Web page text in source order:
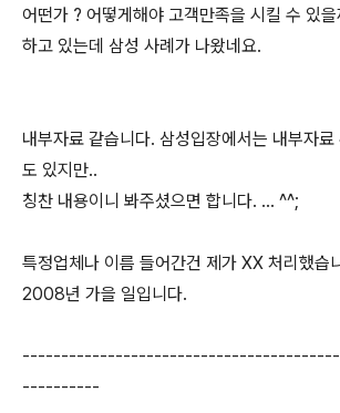
어떤가 ? 어떻게해야 고객만족을 시킬 수 있
하고 있는데 삼성 사례가 나왔네요.
내부자료 같습니다. 삼성입장에서는 내부자
도 있지만..
칭찬 내용이니 봐주셨으면 합니다. ... ^^;
특정업체나 이름 들어간건 제가 XX 처리했습
2008년 가을 일입니다.
----------